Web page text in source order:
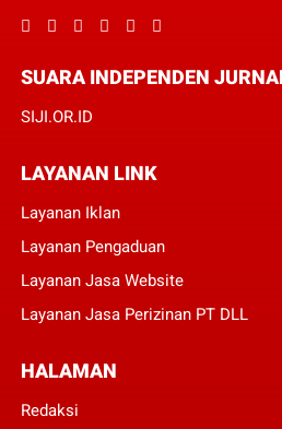
SUARA INDEPENDEN
SIJI.OR.ID
LAYANAN LINK
Layanan Iklan
Layanan Pengaduan
Layanan Jasa Website
Layanan Jasa Perizinan PT DLL
HALAMAN
Redaksi